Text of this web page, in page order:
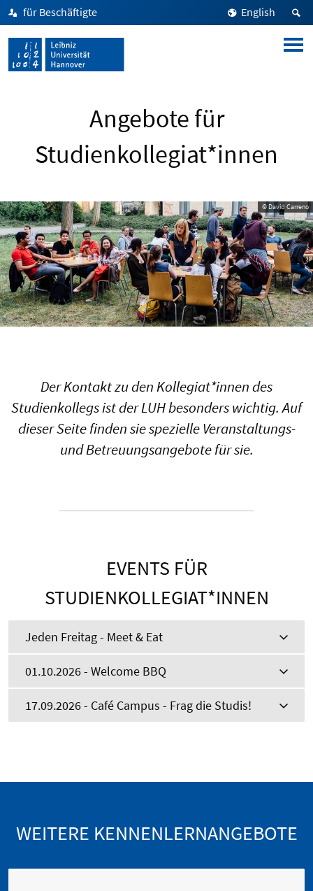
für Beschäftigte English
Angebote für
Studienkollegiat*innen
© David Carreno
Der Kontakt zu den Kollegiat*innen des
Studienkollegs ist der LUH besonders wichtig. Auf
dieser Seite finden sie spezielle Veranstaltungs-
und Betreuungsangebote für sie.
EVENTS FÜR
STUDIENKOLLEGIAT*INNEN
Jeden Freitag - Meet & Eat
01.10.2026 - Welcome BBQ
17.09.2026 - Café Campus - Frag die Studis!
WEITERE KENNENLERNANGEBOTE